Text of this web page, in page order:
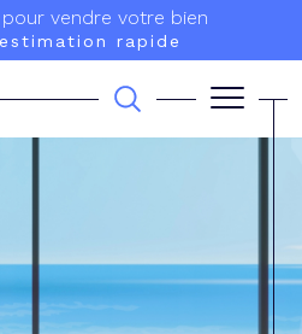
vendre votre bien
rapide